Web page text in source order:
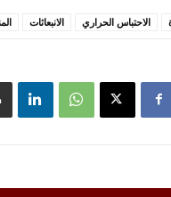
الاحتباس الحراري الانبعاثات